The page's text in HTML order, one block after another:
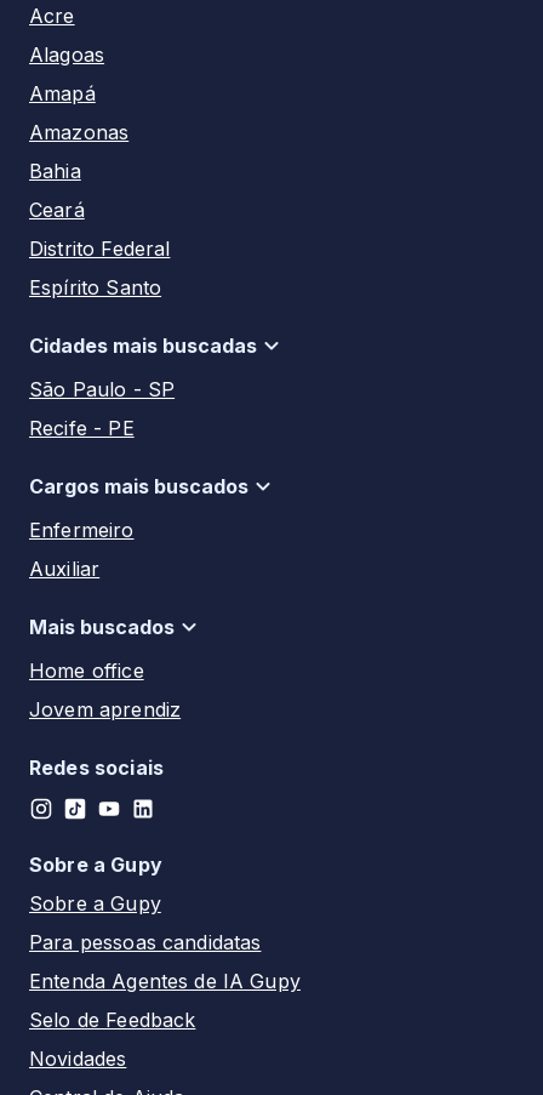
Acre
Alagoas
Amapá
Amazonas
Bahia
Ceará
Distrito Federal
Espírito Santo
Mato Grosso
Mato Grosso do Sul
Minas Gerais
Pará
Paraíba
Pernambuco
Piauí
Rio de Janeiro
Rio Grande do Norte
Rio Grande do Sul
Roraima
Santa Catarina
São Paulo
Sergipe
Tocantins
Cidades mais buscadas
São Paulo - SP
Recife - PE
Aracaju - SE
Rio de Janeiro - RJ
Tatuí - SP
Santos - SP
Franca - SP
Cargos mais buscados
Enfermeiro
Auxiliar
Técnico de enfermagem
Auxiliar administrativo
Recepcionista
Analista
Advogado
Mais buscados
Home office
Jovem aprendiz
Redes sociais
Sobre a Gupy
Sobre a Gupy
Para pessoas candidatas
Entenda Agentes de IA Gupy
Selo de Feedback
Novidades